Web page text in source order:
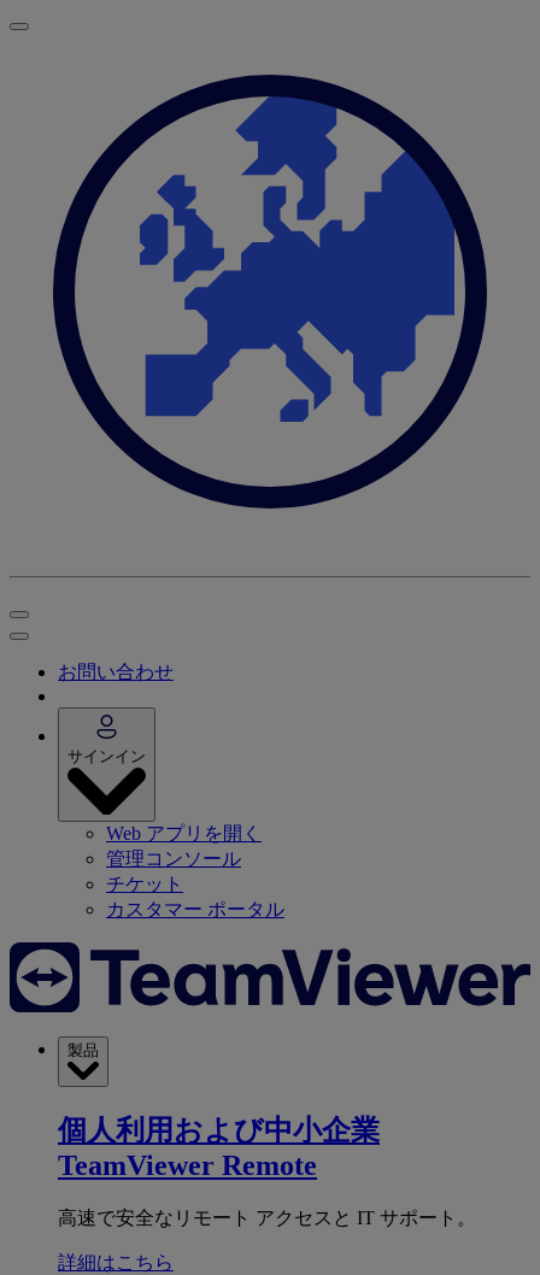
お問い合わせ
サインイン
Web アプリを開く
管理コンソール
チケット
カスタマー ポータル
製品
個人利用および中小企業
TeamViewer Remote
高速で安全なリモート アクセスと IT サポート。
詳細はこちら